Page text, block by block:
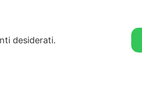
Download
desiderati.